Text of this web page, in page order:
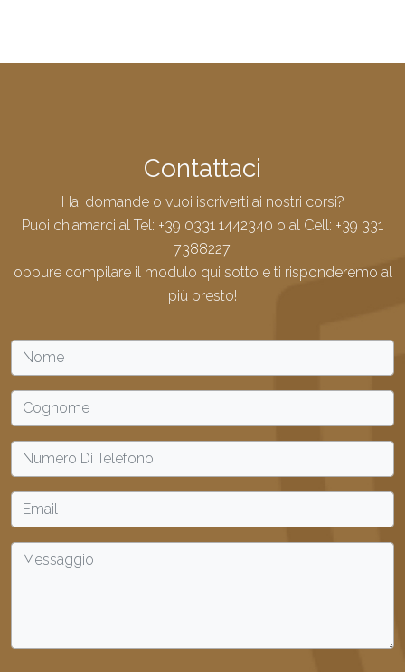
Contattaci
Hai domande o vuoi iscriverti ai nostri corsi?
Puoi chiamarci al Tel: +39 0331 1442340 o al Cell: +39 331
7388227,
oppure compilare il modulo qui sotto e ti risponderemo al
più presto!